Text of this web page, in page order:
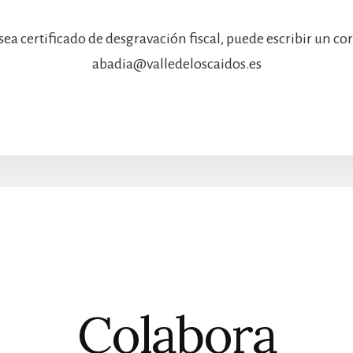
certificado de desgravación fiscal, puede escribir un
abadia@valledeloscaidos.es
Colabora